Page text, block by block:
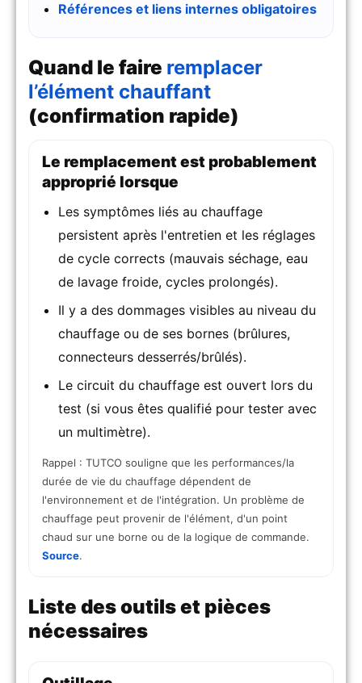
Références et liens internes obligatoires
Quand le faire remplacer
l’élément chauffant
(confirmation rapide)
Le remplacement est probablement
approprié lorsque
Les symptômes liés au chauffage
persistent après l'entretien et les réglages
de cycle corrects (mauvais séchage, eau
de lavage froide, cycles prolongés).
Il y a des dommages visibles au niveau du
chauffage ou de ses bornes (brûlures,
connecteurs desserrés/brûlés).
Le circuit du chauffage est ouvert lors du
test (si vous êtes qualifié pour tester avec
un multimètre).
Rappel : TUTCO souligne que les performances/la
durée de vie du chauffage dépendent de
l'environnement et de l'intégration. Un problème de
chauffage peut provenir de l'élément, d'un point
chaud sur une borne ou de la logique de commande.
Source.
Liste des outils et pièces
nécessaires